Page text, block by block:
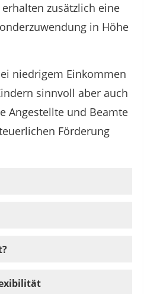
zusätzlich eine
in Höhe
niedrigem Einkommen
sinnvoll aber auch
Angestellte und Beamte
Förderung